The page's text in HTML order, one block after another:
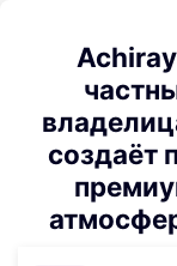
создаёт